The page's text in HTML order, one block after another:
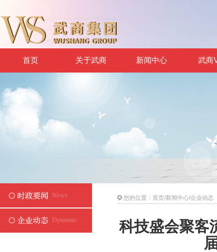
首页 关于武商 新闻中心 武商
您的位置： 首页/新闻中心/企业动态
科技盛会聚